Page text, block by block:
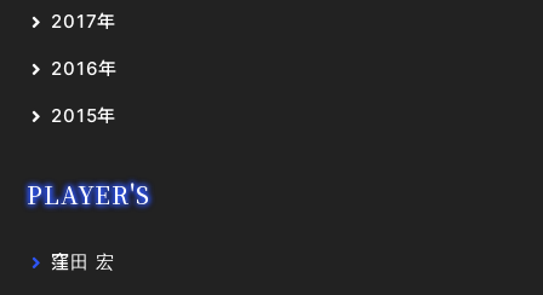
2017年
2016年
2015年
PLAYER'S
窪田 宏